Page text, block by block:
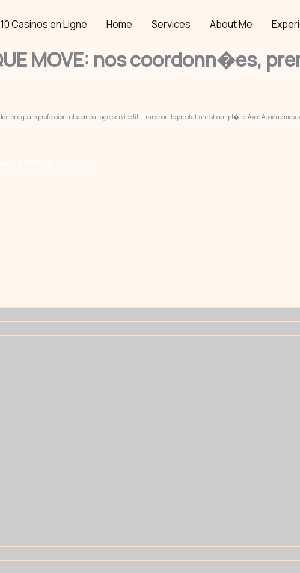
Casinos en Ligne Home Services About Me
MOVE: nos coordonn�es,
professionnels: emballage, service lift, transport le prestation est compl�te. Avec Abaque move